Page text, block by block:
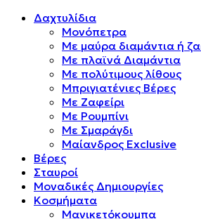
Δαχτυλίδια
Μονόπετρα
Mε μαύρα διαμάντια ή
Mε πλαϊνά Διαμάντια
Mε πολύτιμους λίθους
Μπριγιατένιες Βέρες
Με Ζαφείρι
Με Ρουμπίνι
Με Σμαράγδι
Μαίανδρος Exclusive
Βέρες
Σταυροί
Μοναδικές Δημιουργίες
Κοσμήματα
Μανικετόκουμπα